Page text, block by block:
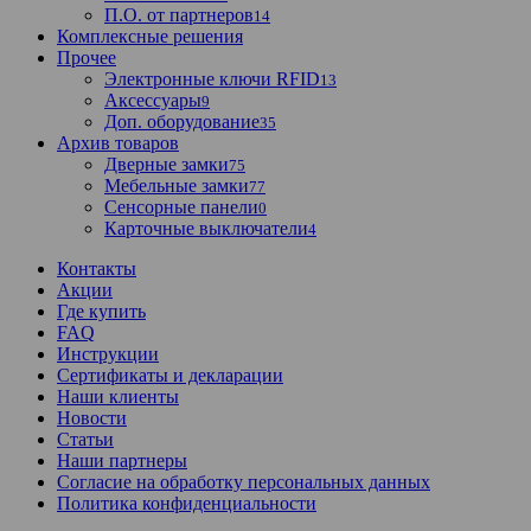
П.О. от партнеров14
Комплексные решения
Прочее
Электронные ключи RFID13
Аксессуары9
Доп. оборудование35
Архив товаров
Дверные замки75
Мебельные замки77
Сенсорные панели0
Карточные выключатели4
Контакты
Акции
Где купить
FAQ
Инструкции
Сертификаты и декларации
Наши клиенты
Новости
Статьи
Наши партнеры
Согласие на обработку персональных данных
Политика конфиденциальности